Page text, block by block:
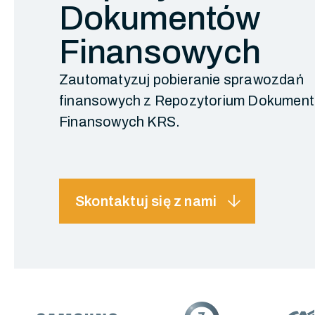
Dokumentów
Finansowych
Zautomatyzuj pobieranie sprawozdań
finansowych z Repozytorium
Finansowych KRS.
Skontaktuj się z nami arrow_downward